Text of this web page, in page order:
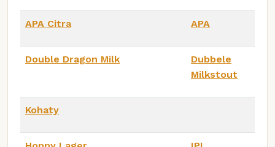
APA Citra APA
Double Dragon Milk
Dubbele
Milkstout
Kohaty